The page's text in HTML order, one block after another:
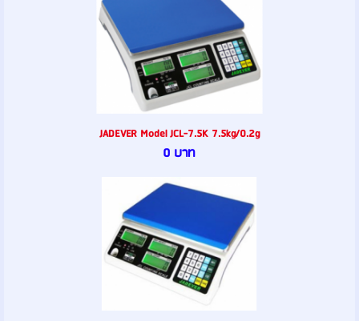
JADEVER Model JCL-7.5K 7.5kg/0.2g
0 บาท